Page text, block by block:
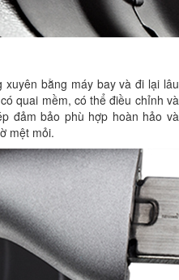
bằng máy bay và đi lại lâu
quai mềm, có thể điều chỉnh và
đảm bảo phù hợp hoàn hảo và
mệt mỏi.